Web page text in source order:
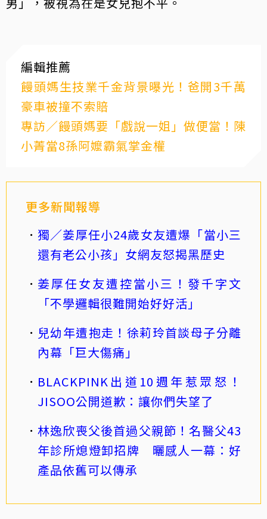
編輯推薦
饅頭媽生技業千金背景曝光！爸開3千萬
豪車被撞不索賠
專訪／饅頭媽要「戲說一姐」做便當！陳
小菁當8孫阿嬤霸氣掌金權
更多新聞報導
獨／姜厚任小24歲女友遭爆「當小三
還有老公小孩」女網友怒揭黑歷史
姜厚任女友遭控當小三！發千字文
「不學邏輯很難開始好好活」
兒幼年遭抱走！徐莉玲首談母子分離
內幕「巨大傷痛」
BLACKPINK出道10週年惹眾怒！
JISOO公開道歉：讓你們失望了
林逸欣喪父後首過父親節！名醫父43
年診所熄燈卸招牌 曬感人一幕：好
產品依舊可以傳承